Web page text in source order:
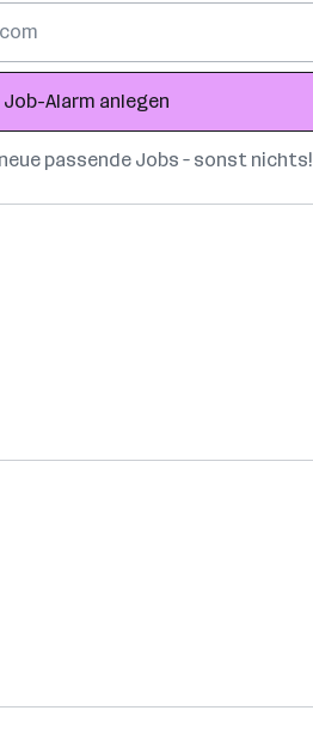
Job-Alarm anlegen
passende Jobs – sonst nichts!